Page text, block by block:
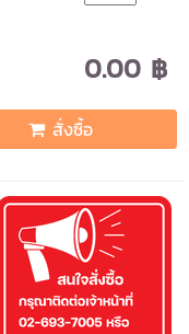
0.00 ฿
สั่งซื้อ